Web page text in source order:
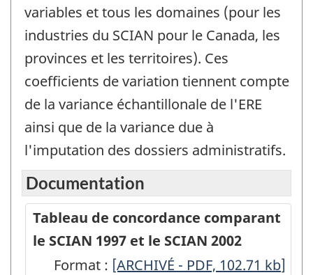
variables et tous les domaines (pour les
industries du SCIAN pour le Canada, les
provinces et les territoires). Ces
coefficients de variation tiennent compte
de la variance échantillonale de l'ERE
ainsi que de la variance due à
l'imputation des dossiers administratifs.
Documentation
Tableau de concordance comparant
le SCIAN 1997 et le SCIAN 2002
Format : Tableau
[ARCHIVÉ - PDF, 102.71 kb]